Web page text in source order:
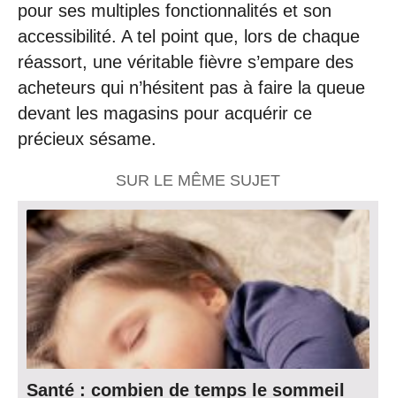
pour ses multiples fonctionnalités et son
accessibilité. A tel point que, lors de chaque
réassort, une véritable fièvre s’empare des
acheteurs qui n’hésitent pas à faire la queue
devant les magasins pour acquérir ce
précieux sésame.
SUR LE MÊME SUJET
Santé : combien de temps le sommeil